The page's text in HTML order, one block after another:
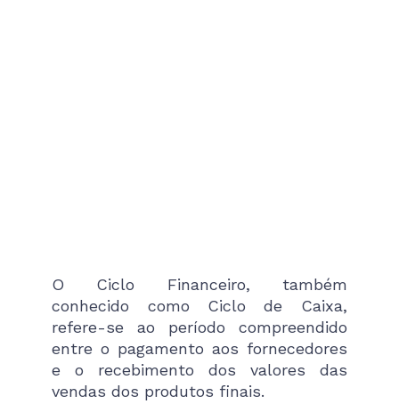
O Ciclo Financeiro, também
conhecido como Ciclo de Caixa,
refere-se ao período compreendido
entre o pagamento aos fornecedores
e o recebimento dos valores das
vendas dos produtos finais.